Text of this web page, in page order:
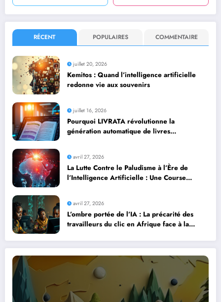
RÉCENT POPULAIRES COMMENTAIRE
juillet 20, 2026
Kemitos : Quand l’intelligence artificielle
redonne vie aux souvenirs
juillet 16, 2026
Pourquoi LIVRATA révolutionne la
génération automatique de livres
avril 27, 2026
La Lutte Contre le Paludisme à l’Ère de
l’Intelligence Artificielle : Une Course
avril 27, 2026
L’ombre portée de l’IA : La précarité des
travailleurs du clic en Afrique face à la